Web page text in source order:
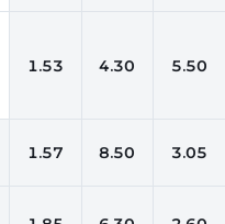
1.53 4.30 5.50
1.57 8.50 3.05